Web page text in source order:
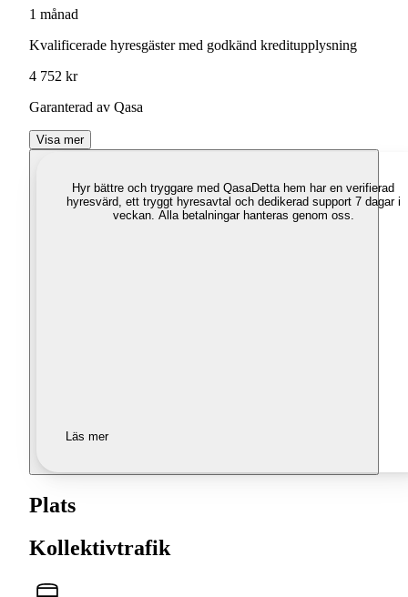
1 månad
Kvalificerade hyresgäster med godkänd kreditupplysning
4 752 kr
Garanterad av Qasa
Visa mer
Hyr bättre och tryggare med QasaDetta hem har en verifierad
hyresvärd, ett tryggt hyresavtal och dedikerad support 7 dagar i
veckan. Alla betalningar hanteras genom oss.
Läs mer
Plats
Kollektivtrafik